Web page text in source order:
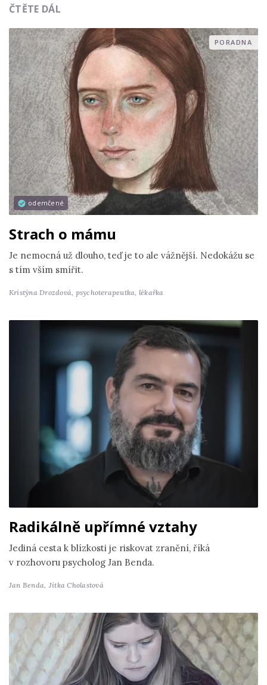
ČTĚTE DÁL
odemčené
PORADNA
Strach o mámu
Je nemocná už dlouho, teď je to ale vážnější. Nedokážu se
s tím vším smířit.
Kristýna Drozdová, psychoterapeutka, lékařka
Radikálně upřímné vztahy
Jediná cesta k blízkosti je riskovat zranění, říká
v rozhovoru psycholog Jan Benda.
Jan Benda, Jitka Cholastová